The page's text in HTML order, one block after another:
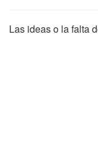
Las ideas o la falta